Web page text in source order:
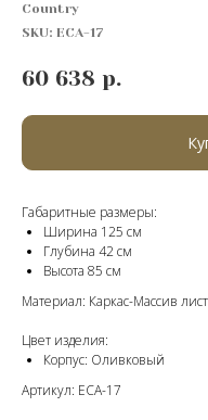
Country
SKU: ECА-17
60 638 р.
Габаритные размеры:
Ширина 125 см
Глубина 42 см
Высота 85 см
Материал: Каркас-Массив
Цвет изделия:
Корпус: Оливковый
Артикул: ECА-17